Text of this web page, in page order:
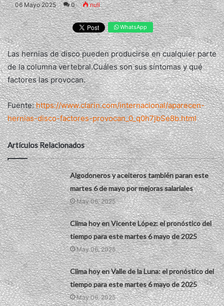
06 Mayo 2025 0 null
WhatsApp
Las hernias de disco pueden producirse en cualquier parte
de la columna vertebral.Cuáles son sus síntomas y qué
factores las provocan.
Fuente:https://www.clarin.com/internacional/aparecen-
hernias-disco-factores-provocan_0_q0h7jbSe8b.html
Artículos Relacionados
Algodoneros y aceiteros también paran este
martes 6 de mayo por mejoras salariales
May 06, 2025
Clima hoy en Vicente López: el pronóstico del
tiempo para este martes 6 mayo de 2025
May 06, 2025
Clima hoy en Valle de la Luna: el pronóstico del
tiempo para este martes 6 mayo de 2025
May 06, 2025